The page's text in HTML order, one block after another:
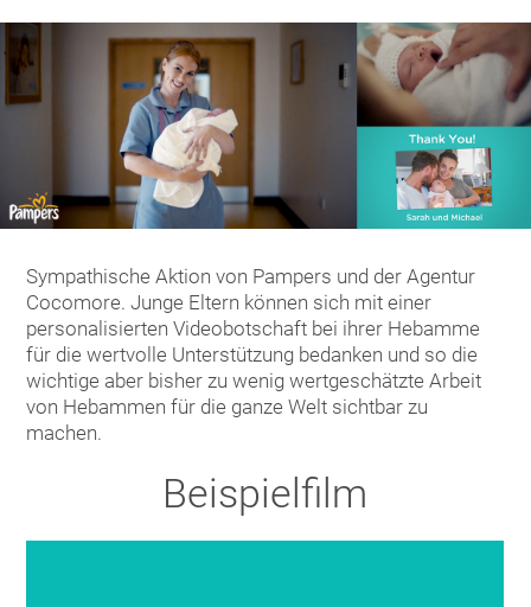
Sympathische Aktion von Pampers und der Agentur
Cocomore. Junge Eltern können sich mit einer
personalisierten Videobotschaft bei ihrer Hebamme
für die wertvolle Unterstützung bedanken und so die
wichtige aber bisher zu wenig wertgeschätzte Arbeit
von Hebammen für die ganze Welt sichtbar zu
machen.
Beispielfilm